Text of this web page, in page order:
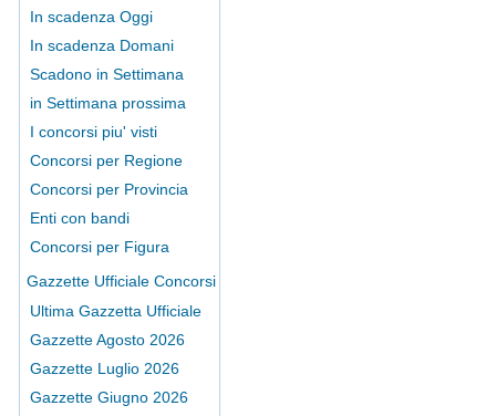
In scadenza Oggi
In scadenza Domani
Scadono in Settimana
in Settimana prossima
I concorsi piu' visti
Concorsi per Regione
Concorsi per Provincia
Enti con bandi
Concorsi per Figura
Gazzette Ufficiale Concorsi
Ultima Gazzetta Ufficiale
Gazzette Agosto 2026
Gazzette Luglio 2026
Gazzette Giugno 2026